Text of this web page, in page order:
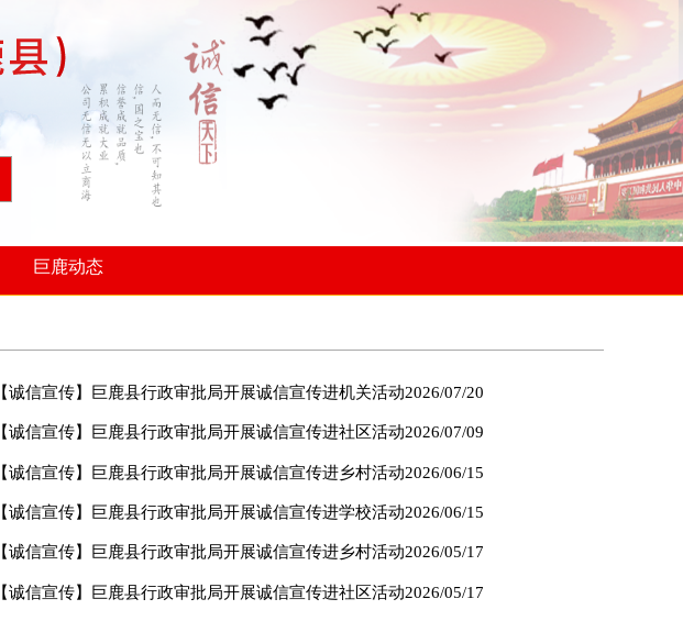
巨鹿动态
【诚信宣传】巨鹿县行政审批局开展诚信宣传进机关活动2026/07/20
【诚信宣传】巨鹿县行政审批局开展诚信宣传进社区活动2026/07/09
【诚信宣传】巨鹿县行政审批局开展诚信宣传进乡村活动2026/06/15
【诚信宣传】巨鹿县行政审批局开展诚信宣传进学校活动2026/06/15
【诚信宣传】巨鹿县行政审批局开展诚信宣传进乡村活动2026/05/17
【诚信宣传】巨鹿县行政审批局开展诚信宣传进社区活动2026/05/17